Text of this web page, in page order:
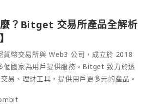
？Bitget 交易所產品全解析
幣交易所與 Web3 公司，成立於 2018
個國家為用戶提供服務。Bitget 致力於透
易、理財工具，提供用戶更多元的產品。